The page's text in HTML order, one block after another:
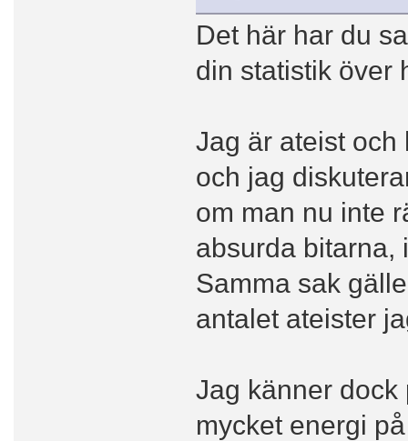
Det här har du
din statistik över
Jag är ateist och
och jag
om man nu inte
absurda bitarna,
Samma sak
antalet ateister
Jag känner
mycket energi